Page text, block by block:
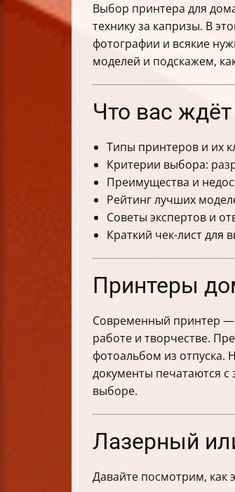
Часто задаваемые
Краткий чек-лист для
Заключение: как не
Выбор принтера для
технику за капризы. В
фотографии и всякие
моделей и подскажем,
Что вас ждёт
Типы принтеров и их
Критерии выбора:
Преимущества и
Рейтинг лучших
Советы экспертов и
Краткий чек-лист для
Принтеры
Современный принтер —
работе и творчестве.
фотоальбом из отпуска.
документы печатаются
выборе.
Лазерный
Давайте посмотрим, как